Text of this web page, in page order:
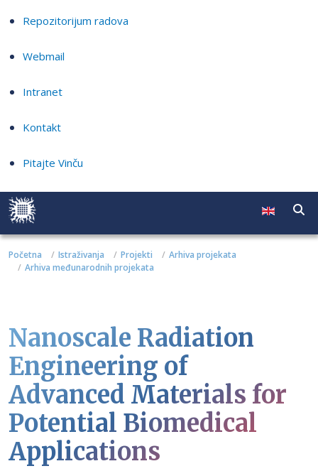
Repozitorijum radova
Webmail
Intranet
Kontakt
Pitajte Vinču
Početna Istraživanja Projekti
Arhiva projekata
Arhiva međunarodnih projekata
Nanoscale Radiation
Engineering of
Advanced Materials for
Potential Biomedical
Applications